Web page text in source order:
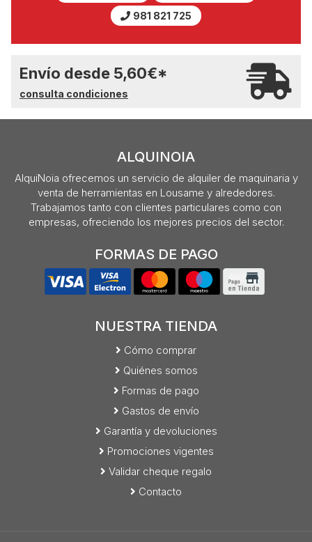
981 821 725
Envío desde 5,60€*
consulta condiciones
ALQUINOIA
AlquiNoia ofrecemos un servicio de alquiler de maquinaria y
venta de herramientas en Lousame y alrededores.
Trabajamos tanto con clientes particulares como con
empresas, ofreciendo los mejores precios del sector.
FORMAS DE PAGO
NUESTRA TIENDA
Cómo comprar
Quiénes somos
Formas de pago
Gastos de envío
Garantía y devoluciones
Promociones vigentes
Validar cheque regalo
Contacto